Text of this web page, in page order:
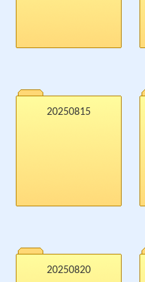
20250815
20250820